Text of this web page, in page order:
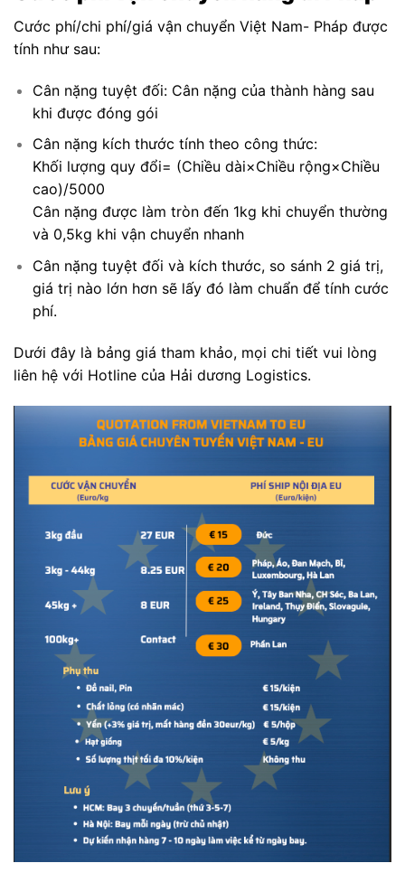
Cước phí/chi phí/giá vận chuyển Việt Nam- Pháp được
tính như sau:
Cân nặng tuyệt đối: Cân nặng của thành hàng sau
khi được đóng gói
Cân nặng kích thước tính theo công thức:
Khối lượng quy đổi= (Chiều dài×Chiều rộng×Chiều
cao)/5000
Cân nặng được làm tròn đến 1kg khi chuyển thường
và 0,5kg khi vận chuyển nhanh
Cân nặng tuyệt đối và kích thước, so sánh 2 giá trị,
giá trị nào lớn hơn sẽ lấy đó làm chuẩn để tính cước
phí.
Dưới đây là bảng giá tham khảo, mọi chi tiết vui lòng
liên hệ với Hotline của Hải dương Logistics.